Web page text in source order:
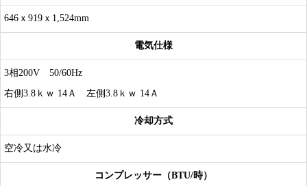
646ｘ919ｘ1,524mm
電気仕様
3相200V 50/60Hz
右側3.8ｋｗ 14Ａ 左側3.8ｋｗ 14Ａ
冷却方式
空冷又は水冷
コンプレッサー（BTU/時）